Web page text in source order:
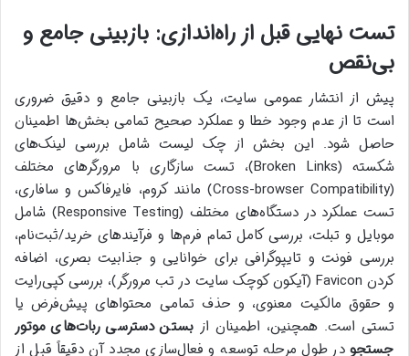
تست نهایی قبل از راه‌اندازی: بازبینی جامع و
بی‌نقص
پیش از انتشار عمومی سایت، یک بازبینی جامع و دقیق ضروری
است تا از عدم وجود خطا و عملکرد صحیح تمامی بخش‌ها اطمینان
حاصل شود. این بخش از چک لیست شامل بررسی لینک‌های
شکسته (Broken Links)، تست سازگاری با مرورگرهای مختلف
(Cross-browser Compatibility) مانند کروم، فایرفاکس و سافاری،
تست عملکرد در دستگاه‌های مختلف (Responsive Testing) شامل
موبایل و تبلت، بررسی کامل تمام فرم‌ها و فرآیندهای خرید/ثبت‌نام،
بررسی فونت و تایپوگرافی برای خوانایی و جذابیت بصری، اضافه
کردن Favicon (آیکون کوچک سایت در تب مرورگر)، بررسی کپی‌رایت
و حقوق مالکیت معنوی، و حذف تمامی محتواهای پیش‌فرض یا
تستی است. همچنین، اطمینان از بستن دسترسی ربات‌های موتور
جستجو در طول مرحله توسعه و فعال‌سازی مجدد آن دقیقاً قبل از